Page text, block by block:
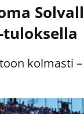
tuloksella
kolmasti